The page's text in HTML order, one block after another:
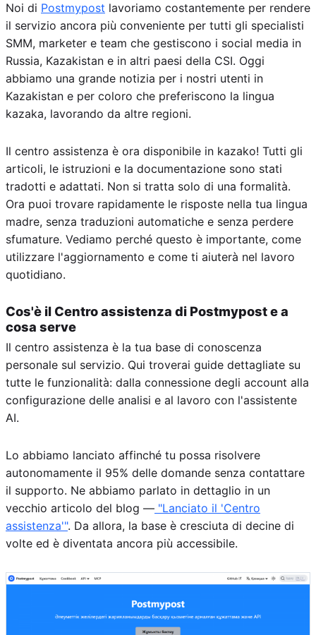
Noi di Postmypost lavoriamo costantemente per rendere
il servizio ancora più conveniente per tutti gli specialisti
SMM, marketer e team che gestiscono i social media in
Russia, Kazakistan e in altri paesi della CSI. Oggi
abbiamo una grande notizia per i nostri utenti in
Kazakistan e per coloro che preferiscono la lingua
kazaka, lavorando da altre regioni.
Il centro assistenza è ora disponibile in kazako! Tutti gli
articoli, le istruzioni e la documentazione sono stati
tradotti e adattati. Non si tratta solo di una formalità.
Ora puoi trovare rapidamente le risposte nella tua lingua
madre, senza traduzioni automatiche e senza perdere
sfumature. Vediamo perché questo è importante, come
utilizzare l'aggiornamento e come ti aiuterà nel lavoro
quotidiano.
Cos'è il Centro assistenza di Postmypost e a
cosa serve
Il centro assistenza è la tua base di conoscenza
personale sul servizio. Qui troverai guide dettagliate su
tutte le funzionalità: dalla connessione degli account alla
configurazione delle analisi e al lavoro con l'assistente
AI.
Lo abbiamo lanciato affinché tu possa risolvere
autonomamente il 95% delle domande senza contattare
il supporto. Ne abbiamo parlato in dettaglio in un
vecchio articolo del blog — "Lanciato il 'Centro
assistenza'". Da allora, la base è cresciuta di decine di
volte ed è diventata ancora più accessibile.